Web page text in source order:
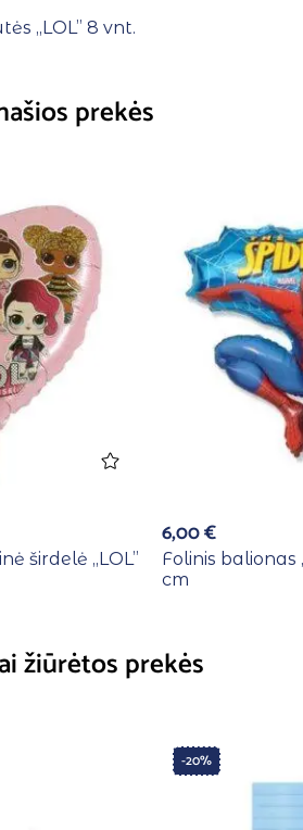
,,LOL” 8 vnt.
prekės
širdelė ,,LOL”
6,00€
Folinis balionas
cm
žiūrėtos prekės
-20%